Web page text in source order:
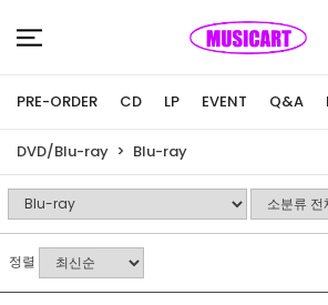
PRE-ORDER CD LP EVENT Q&A
DVD/Blu-ray Blu-ray
정렬